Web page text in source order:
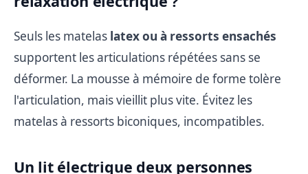
Seuls les matelas latex ou à ressorts ensachés
supportent les articulations répétées sans se
déformer. La mousse à mémoire de forme tolère
l'articulation, mais vieillit plus vite. Évitez les
matelas à ressorts biconiques, incompatibles.
Un lit électrique deux personnes